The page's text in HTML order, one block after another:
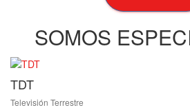
SOMOS
TDT
Televisión Terrestre